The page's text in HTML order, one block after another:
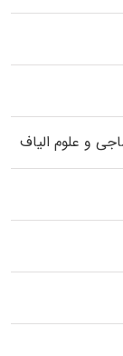
و علوم الیاف